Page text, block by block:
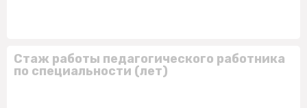
Стаж работы педагогического работника
по специальности (лет)